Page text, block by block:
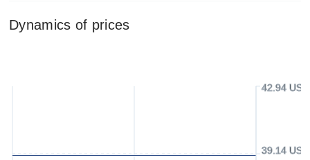
Dynamics of prices
39.14 USD
42.94 USD